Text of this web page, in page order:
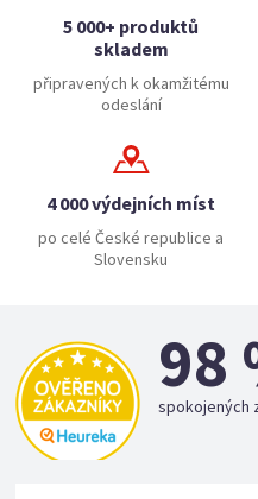
5 000+ produktů
skladem
připravených k okamžitému
odeslání
4 000 výdejních míst
po celé České republice a
Slovensku
98
spokojených